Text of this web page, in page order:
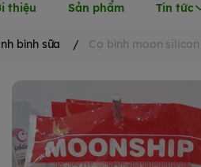
thiệu Sản phẩm Tin tức
bình sữa / Cọ bình moon